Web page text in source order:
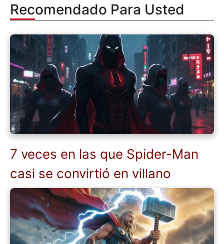
Recomendado Para Usted
7 veces en las que Spider-Man
casi se convirtió en villano